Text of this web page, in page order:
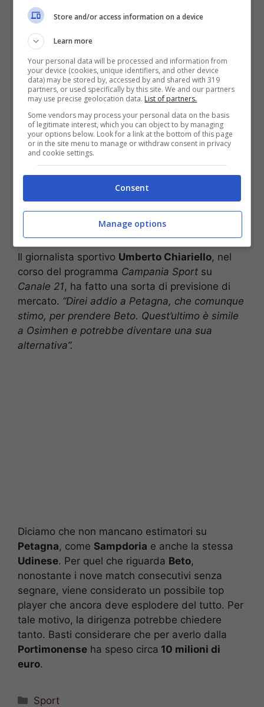
Il direttore sportivo sulla panchina del Napoli (via Screenshot)
Il giornalista sportivo Umberto Chiariello, nel
corso del programma Campania Sport su
Canale 21, ha fatto una sorta di previsione di
mercato. “Direi addio a Petagna, che comunque
stimo, per prendere Beto. Quest’ultimo è simile
a Osimhen e potrebbe diventare una sua
alternativa”.
Diciamo che non mancano estimatori su
Petagna, come Sampdoria e anche la stessa
Udinese. Per quel che riguarda Beto,
nonostante i nove match consecutivi senza
segnare, viene considerato un possibile top
player che ancora deve esplodere del tutto. Per
tale motivo, la dirigenza potrebbe chiedere
tanto. Basti considerare che per averlo dalla
Portimonense ha speso circa 10 milioni di
euro.
Categorie
Sport
Store and/or access information on a device
Learn more
Your personal data will be processed and information from
your device (cookies, unique identifiers, and other device
data) may be stored by, accessed by and shared with 319
partners, or used specifically by this site. We and our partners
may use precise geolocation data. List of partners.
Some vendors may process your personal data on the basis
of legitimate interest, which you can object to by managing
your options below. Look for a link at the bottom of this page
or in the site menu to manage or withdraw consent in privacy
and cookie settings.
Consent
Manage options